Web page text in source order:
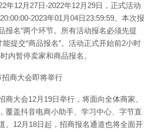
年12月27日-2022年12月29日，正式活动
2023年01月04日23:59:59。本次报
报名”两个环节。所有活动报名必须先提
能提交“商品报名”。活动正式开始前2小时
内暂停卖家和商品报名。
商大会即将举行
商大会12月19日举行，将面向全体商家、
覆盖抖音电商小助手、学习中心、字节直
。12月18日起，招商报名通道也将全面开